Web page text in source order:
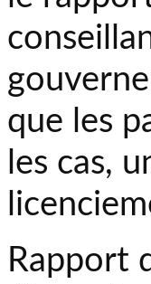
que les
les cas,
Rapport